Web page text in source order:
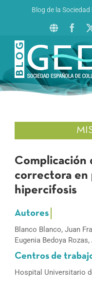
Blog de la
Inicio
Revista La
Complicación
correctora en
hipercifosis
Blanco Blanco, Juan
Eugenia Bedoya
Hospital Universitario